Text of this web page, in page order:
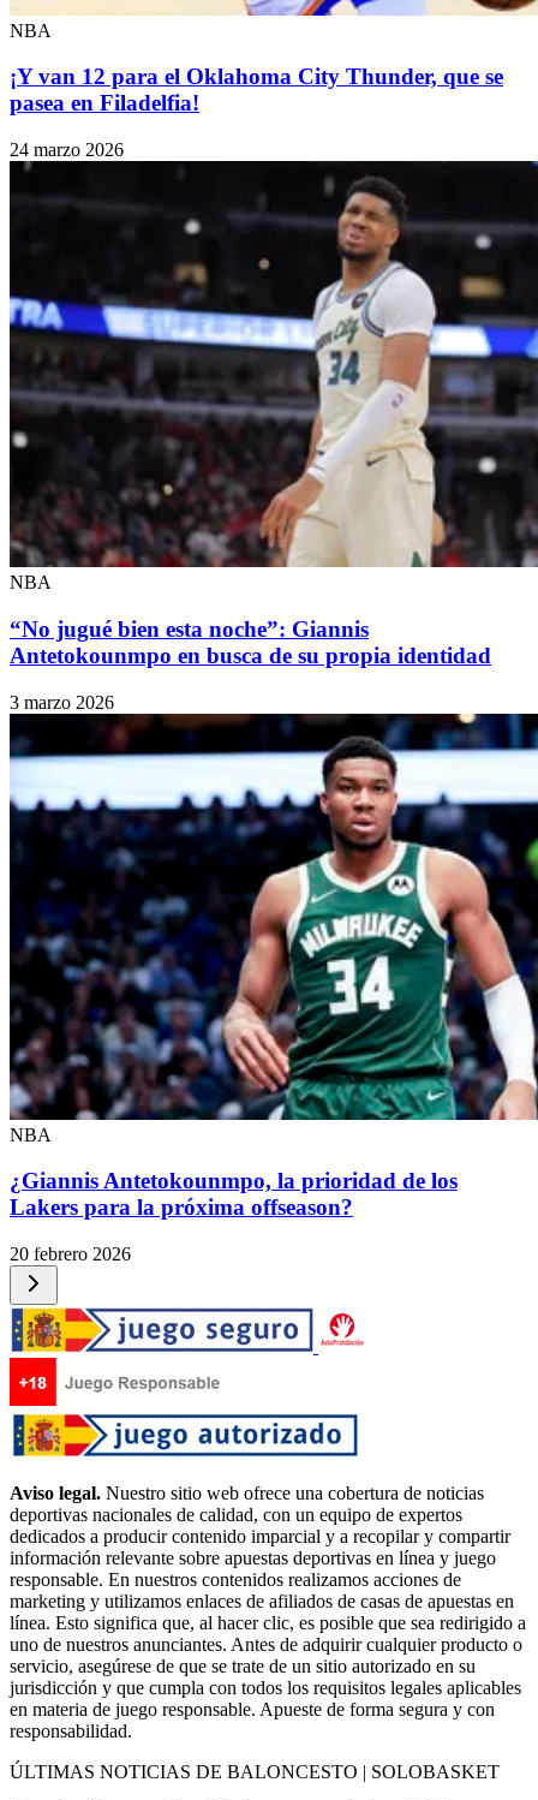
NBA
¡Y van 12 para el Oklahoma City Thunder, que se
pasea en Filadelfia!
24 marzo 2026
NBA
“No jugué bien esta noche”: Giannis
Antetokounmpo en busca de su propia identidad
3 marzo 2026
NBA
¿Giannis Antetokounmpo, la prioridad de los
Lakers para la próxima offseason?
20 febrero 2026
Aviso legal. Nuestro sitio web ofrece una cobertura de noticias
deportivas nacionales de calidad, con un equipo de expertos
dedicados a producir contenido imparcial y a recopilar y compartir
información relevante sobre apuestas deportivas en línea y juego
responsable. En nuestros contenidos realizamos acciones de
marketing y utilizamos enlaces de afiliados de casas de apuestas en
línea. Esto significa que, al hacer clic, es posible que sea redirigido a
uno de nuestros anunciantes. Antes de adquirir cualquier producto o
servicio, asegúrese de que se trate de un sitio autorizado en su
jurisdicción y que cumpla con todos los requisitos legales aplicables
en materia de juego responsable. Apueste de forma segura y con
responsabilidad.
ÚLTIMAS NOTICIAS DE BALONCESTO | SOLOBASKET